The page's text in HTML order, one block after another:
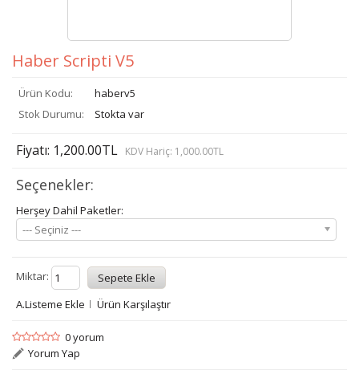
Haber Scripti V5
Ürün Kodu:
haberv5
Stok Durumu:
Stokta var
Fiyatı: 1,200.00TL KDV Hariç: 1,000.00TL
Seçenekler:
Herşey Dahil Paketler:
--- Seçiniz ---
Miktar:
A.Listeme Ekle
Ürün Karşılaştır
0 yorum
Yorum Yap